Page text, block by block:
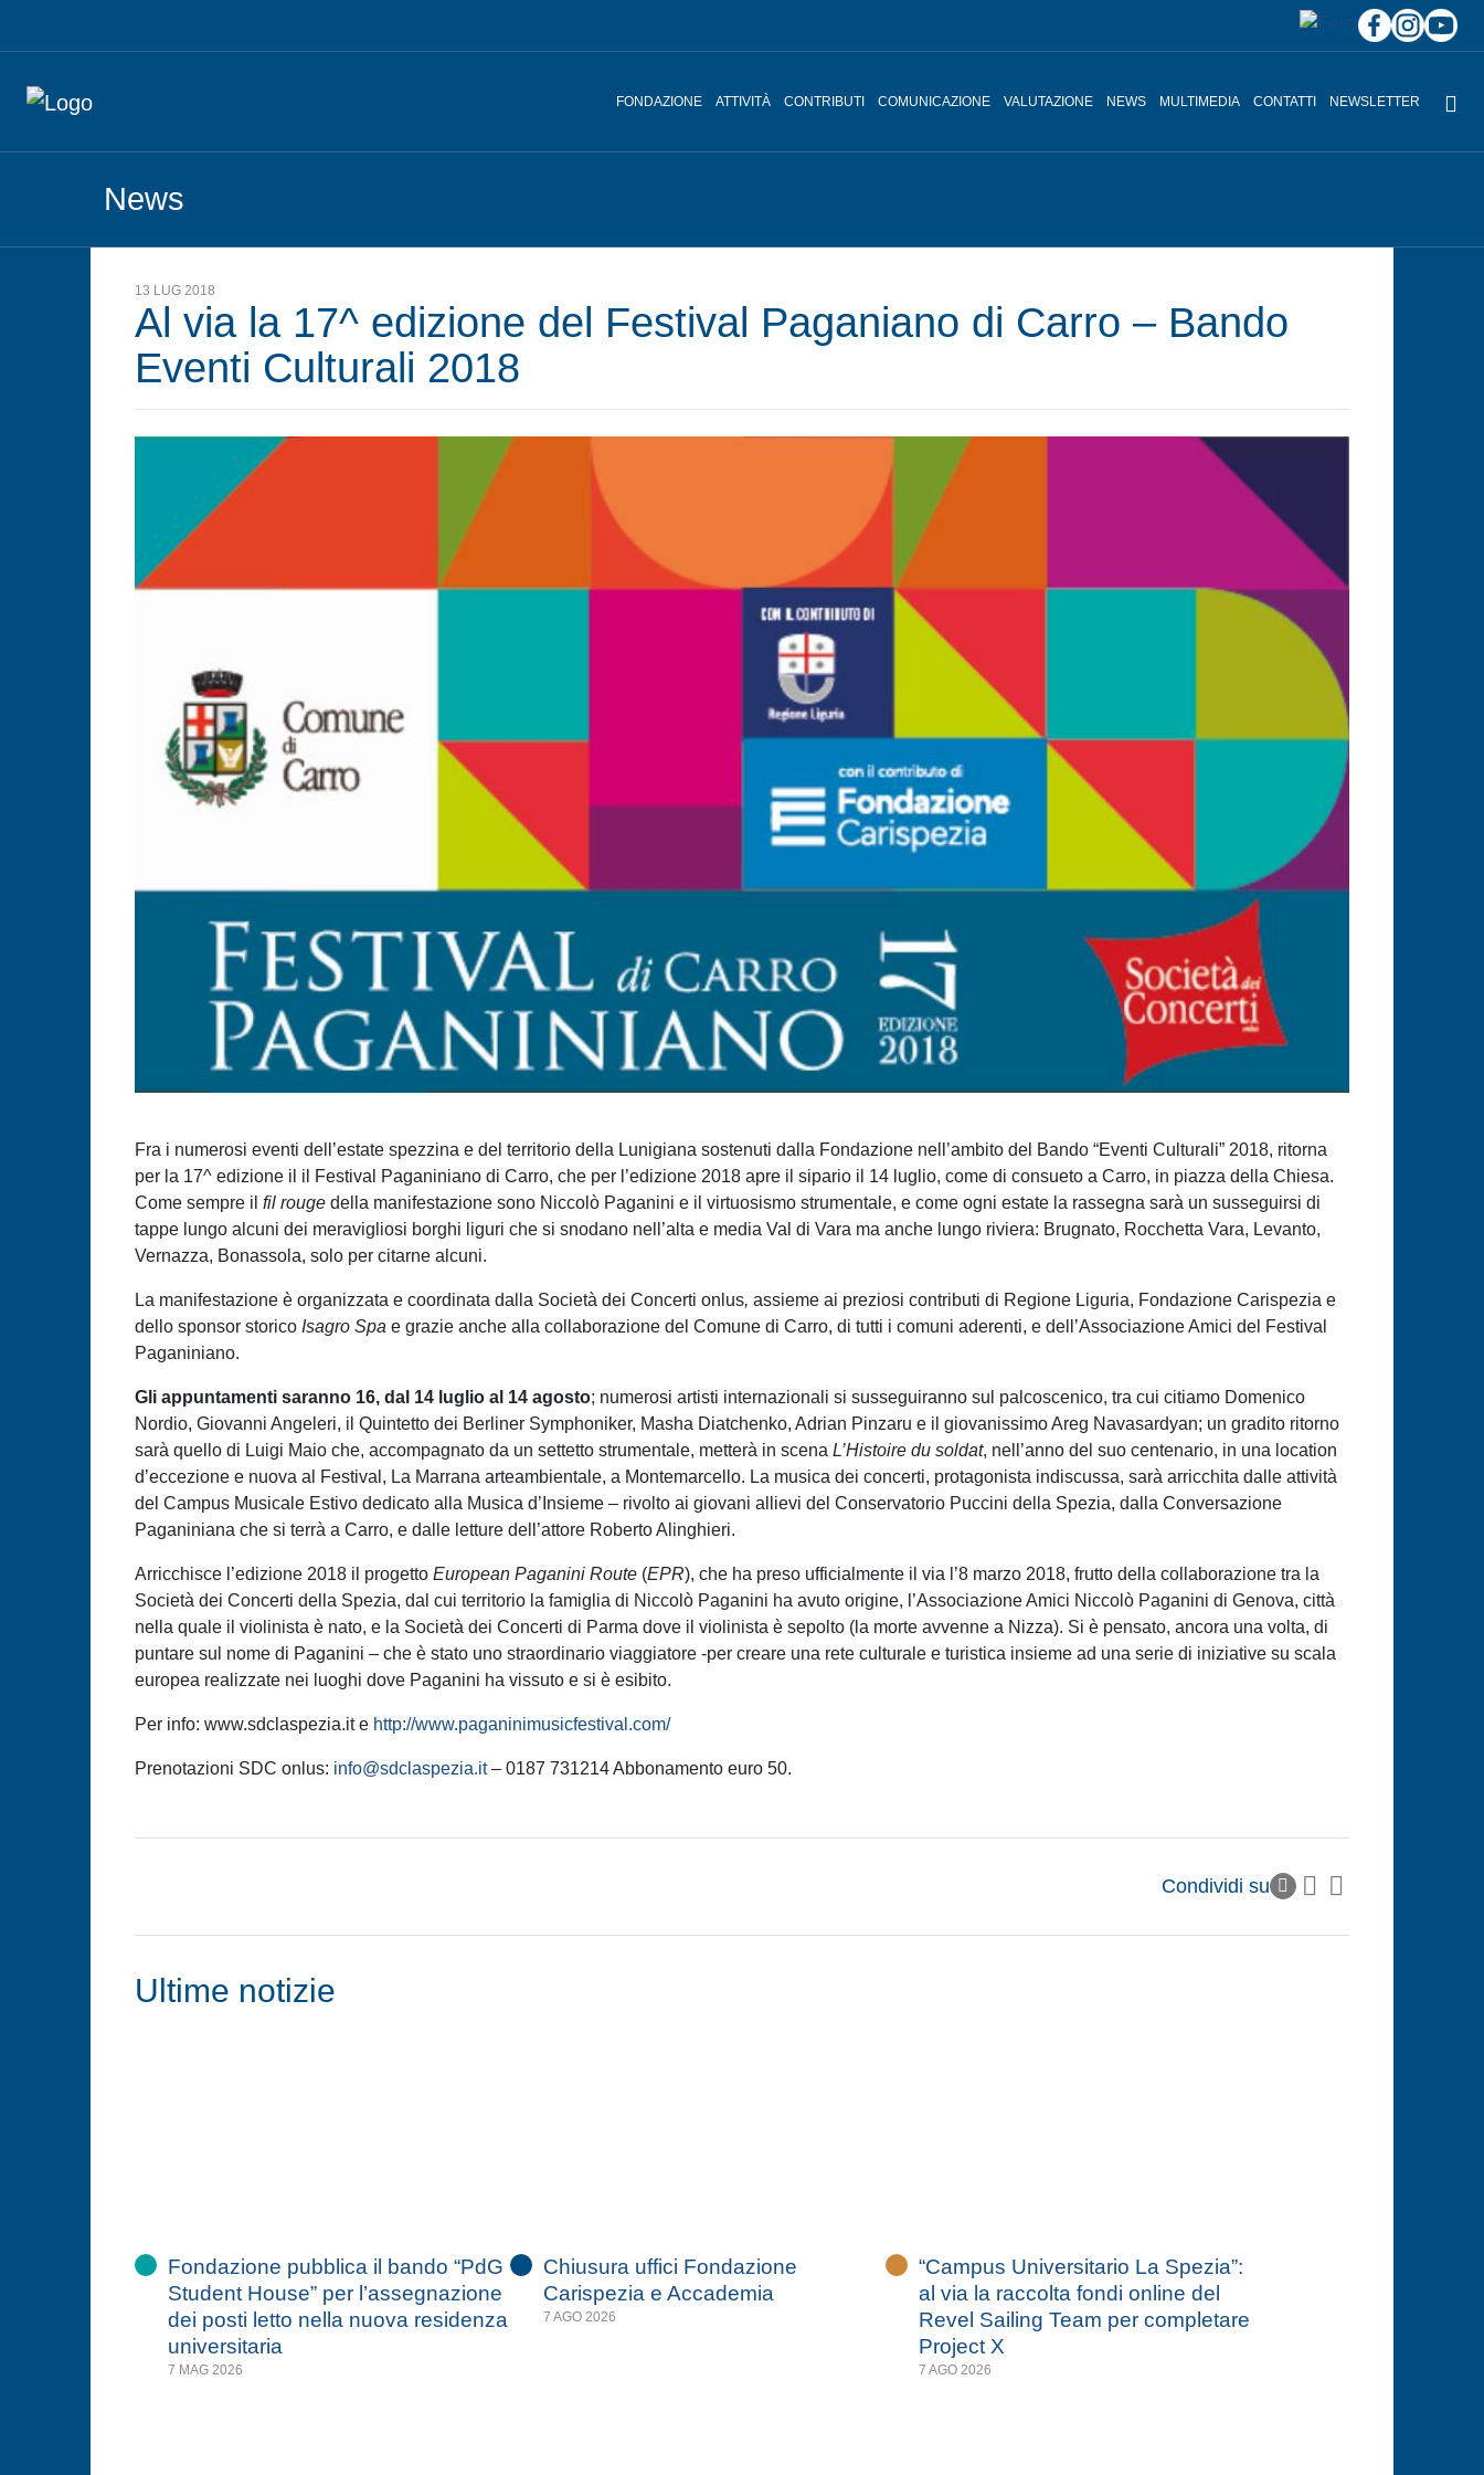
FONDAZIONE ATTIVITÀ CONTRIBUTI COMUNICAZIONE VALUTAZIONE NEWS MULTIMEDIA CONTATTI NEWSLETTER
News
13 LUG 2018
Al via la 17^ edizione del Festival Paganiano di Carro – Bando
Eventi Culturali 2018
Fra i numerosi eventi dell’estate spezzina e del territorio della Lunigiana sostenuti dalla Fondazione nell’ambito del Bando “Eventi Culturali” 2018, ritorna
per la 17^ edizione il il Festival Paganiniano di Carro, che per l’edizione 2018 apre il sipario il 14 luglio, come di consueto a Carro, in piazza della Chiesa.
Come sempre il fil rouge della manifestazione sono Niccolò Paganini e il virtuosismo strumentale, e come ogni estate la rassegna sarà un susseguirsi di
tappe lungo alcuni dei meravigliosi borghi liguri che si snodano nell’alta e media Val di Vara ma anche lungo riviera: Brugnato, Rocchetta Vara, Levanto,
Vernazza, Bonassola, solo per citarne alcuni.
La manifestazione è organizzata e coordinata dalla Società dei Concerti onlus, assieme ai preziosi contributi di Regione Liguria, Fondazione Carispezia e
dello sponsor storico Isagro Spa e grazie anche alla collaborazione del Comune di Carro, di tutti i comuni aderenti, e dell’Associazione Amici del Festival
Paganiniano.
Gli appuntamenti saranno 16, dal 14 luglio al 14 agosto; numerosi artisti internazionali si susseguiranno sul palcoscenico, tra cui citiamo Domenico
Nordio, Giovanni Angeleri, il Quintetto dei Berliner Symphoniker, Masha Diatchenko, Adrian Pinzaru e il giovanissimo Areg Navasardyan; un gradito ritorno
sarà quello di Luigi Maio che, accompagnato da un settetto strumentale, metterà in scena L’Histoire du soldat, nell’anno del suo centenario, in una location
d’eccezione e nuova al Festival, La Marrana arteambientale, a Montemarcello. La musica dei concerti, protagonista indiscussa, sarà arricchita dalle attività
del Campus Musicale Estivo dedicato alla Musica d’Insieme – rivolto ai giovani allievi del Conservatorio Puccini della Spezia, dalla Conversazione
Paganiniana che si terrà a Carro, e dalle letture dell’attore Roberto Alinghieri.
Arricchisce l’edizione 2018 il progetto European Paganini Route (EPR), che ha preso ufficialmente il via l’8 marzo 2018, frutto della collaborazione tra la
Società dei Concerti della Spezia, dal cui territorio la famiglia di Niccolò Paganini ha avuto origine, l’Associazione Amici Niccolò Paganini di Genova, città
nella quale il violinista è nato, e la Società dei Concerti di Parma dove il violinista è sepolto (la morte avvenne a Nizza). Si è pensato, ancora una volta, di
puntare sul nome di Paganini – che è stato uno straordinario viaggiatore -per creare una rete culturale e turistica insieme ad una serie di iniziative su scala
europea realizzate nei luoghi dove Paganini ha vissuto e si è esibito.
Per info: www.sdclaspezia.it e http://www.paganinimusicfestival.com/
Prenotazioni SDC onlus: info@sdclaspezia.it– 0187 731214 Abbonamento euro 50.
Condividi su
Ultime notizie
Fondazione pubblica il bando “PdG
Student House” per l’assegnazione
dei posti letto nella nuova residenza
universitaria
7 MAG 2026
Chiusura uffici Fondazione
Carispezia e Accademia
7 AGO 2026
“Campus Universitario La Spezia”:
al via la raccolta fondi online del
Revel Sailing Team per completare
Project X
7 AGO 2026